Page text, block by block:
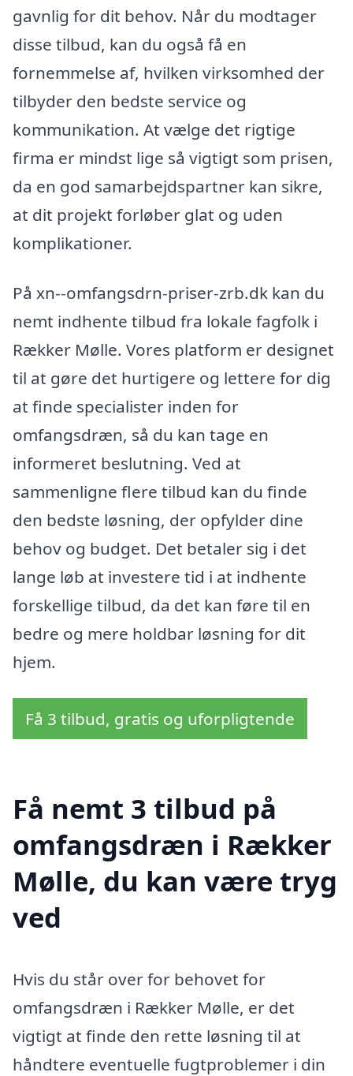
gavnlig for dit behov. Når du modtager
disse tilbud, kan du også få en
fornemmelse af, hvilken virksomhed der
tilbyder den bedste service og
kommunikation. At vælge det rigtige
firma er mindst lige så vigtigt som prisen,
da en god samarbejdspartner kan sikre,
at dit projekt forløber glat og uden
komplikationer.
På xn--omfangsdrn-priser-zrb.dk kan du
nemt indhente tilbud fra lokale fagfolk i
Rækker Mølle. Vores platform er designet
til at gøre det hurtigere og lettere for dig
at finde specialister inden for
omfangsdræn, så du kan tage en
informeret beslutning. Ved at
sammenligne flere tilbud kan du finde
den bedste løsning, der opfylder dine
behov og budget. Det betaler sig i det
lange løb at investere tid i at indhente
forskellige tilbud, da det kan føre til en
bedre og mere holdbar løsning for dit
hjem.
Få 3 tilbud, gratis og uforpligtende
Få nemt 3 tilbud på
omfangsdræn i Rækker
Mølle, du kan være tryg
ved
Hvis du står over for behovet for
omfangsdræn i Rækker Mølle, er det
vigtigt at finde den rette løsning til at
håndtere eventuelle fugtproblemer i din